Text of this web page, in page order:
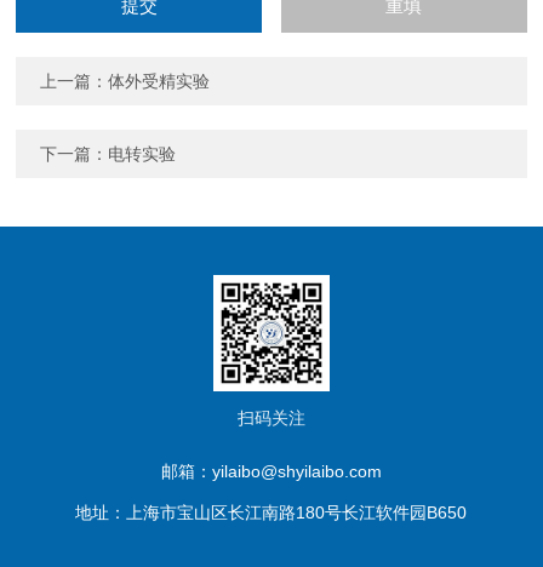
上一篇：体外受精实验
下一篇： 电转实验
扫码关注
邮箱：yilaibo@shyilaibo.com
地址：上海市宝山区长江南路180号长江软件园B650